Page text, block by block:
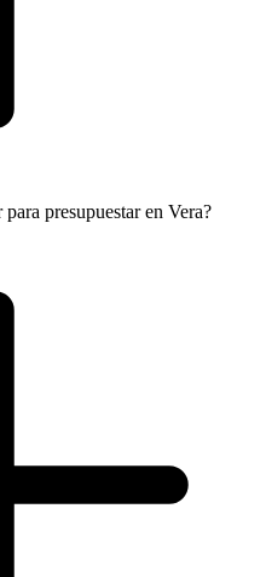
presupuestar en Vera?